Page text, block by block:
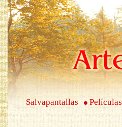
Salvapantallas Películas